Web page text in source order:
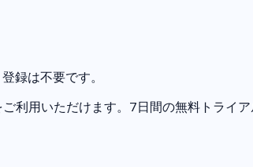
録は不要です。
利用いただけます。7日間の無料トライ